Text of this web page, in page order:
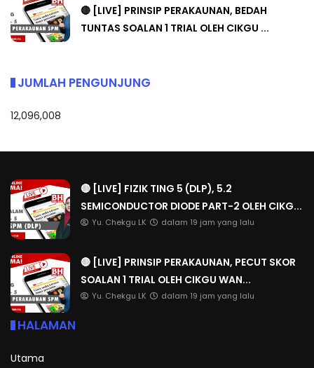
🔴 [LIVE] PRINSIP PERAKAUNAN, BEDAH
TUNTAS SOALAN 1 TRIAL OLEH CIKGU ...
JUMLAH PENGUNJUNG
12,096,008
🔴 [LIVE] FIZIK TING 5 (DLP), 5.2
SEMICONDUCTOR DIODE PART-2 OLEH CIKG...
Yu. Chekgu LK dalam 19 jam yang lalu
🔴 [LIVE] PRINSIP PERAKAUNAN, PECUT SKOR
SOALAN 1 TRIAL OLEH CIKGU WAN...
Yu. Chekgu LK dalam 19 jam yang lalu
HALAMAN
Utama